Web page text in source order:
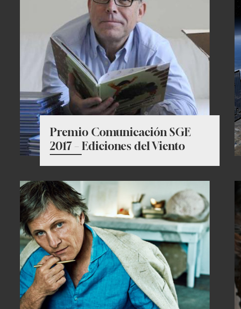
Premio Comunicación SGE
2017 – Ediciones del Viento